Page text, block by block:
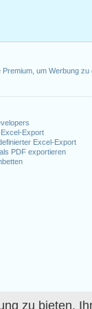
zu bieten,
Premium, um Werbung
Export
Excel-Export
PDF exportieren